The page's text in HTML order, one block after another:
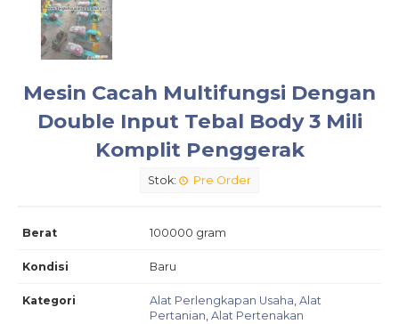
Mesin Cacah Multifungsi Dengan
Double Input Tebal Body 3 Mili
Komplit Penggerak
Stok: Pre Order
Berat 100000 gram
Kondisi Baru
Kategori Alat Perlengkapan Usaha, Alat
Pertanian, Alat Pertenakan